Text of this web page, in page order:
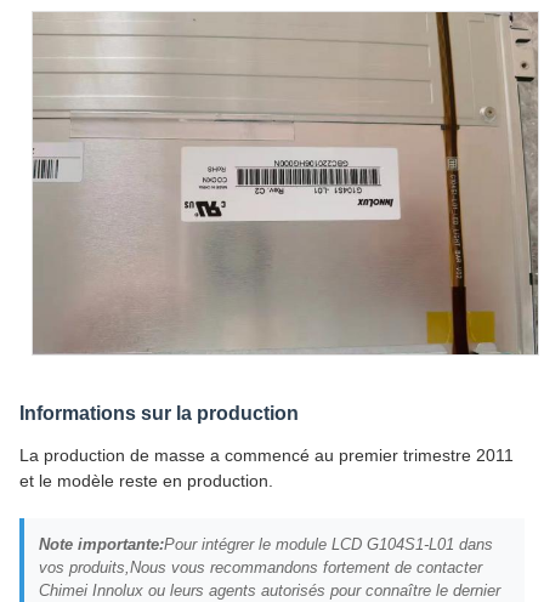
Informations sur la production
La production de masse a commencé au premier trimestre 2011
et le modèle reste en production.
Note importante:Pour intégrer le module LCD G104S1-L01 dans
vos produits,Nous vous recommandons fortement de contacter
Chimei Innolux ou leurs agents autorisés pour connaître le dernier